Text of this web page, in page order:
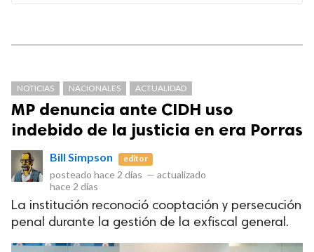
NOTICIAS NACIONALES ACTUALIDAD
MP denuncia ante CIDH uso
indebido de la justicia en era Porras
Bill Simpson editor
posteado hace 2 días — actualizado
hace 2 días
La institución reconoció cooptación y persecución
penal durante la gestión de la exfiscal general.